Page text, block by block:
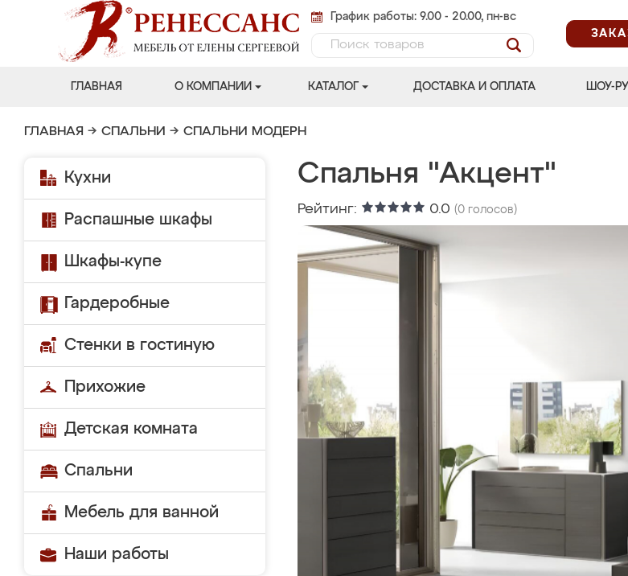
График работы: 9.00 - 20.00, пн-вс
ГЛАВНАЯ О КОМПАНИИ КАТАЛОГ ДОСТАВКА И ОПЛАТА ШОУ-
ГЛАВНАЯ → СПАЛЬНИ → СПАЛЬНИ МОДЕРН
Кухни
Распашные шкафы
Шкафы-купе
Гардеробные
Стенки в гостиную
Прихожие
Детская комната
Спальни
Мебель для ванной
Наши работы
Спальня "Акцент"
Рейтинг: 0.0 (0 голосов)